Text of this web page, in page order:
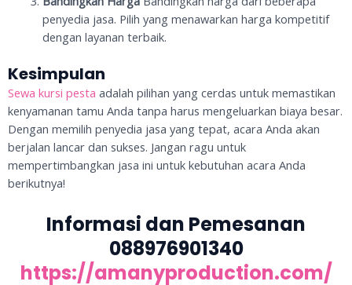
penyedia jasa. Pilih yang menawarkan harga kompetitif
dengan layanan terbaik.
Kesimpulan
Sewa kursi pesta adalah pilihan yang cerdas untuk memastikan
kenyamanan tamu Anda tanpa harus mengeluarkan biaya besar.
Dengan memilih penyedia jasa yang tepat, acara Anda akan
berjalan lancar dan sukses. Jangan ragu untuk
mempertimbangkan jasa ini untuk kebutuhan acara Anda
berikutnya!
Informasi dan Pemesanan
088976901340
https://amanyproduction.com/